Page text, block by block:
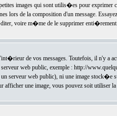
images qui sont utilis�es pour exprimer
de la composition d'un message.
voire m�me de le supprimer
de vos messages. Toutefois, il n'y a
web public, exemple : http://
serveur web public), ni une image stock�e
afficher une image, vous pouvez soit